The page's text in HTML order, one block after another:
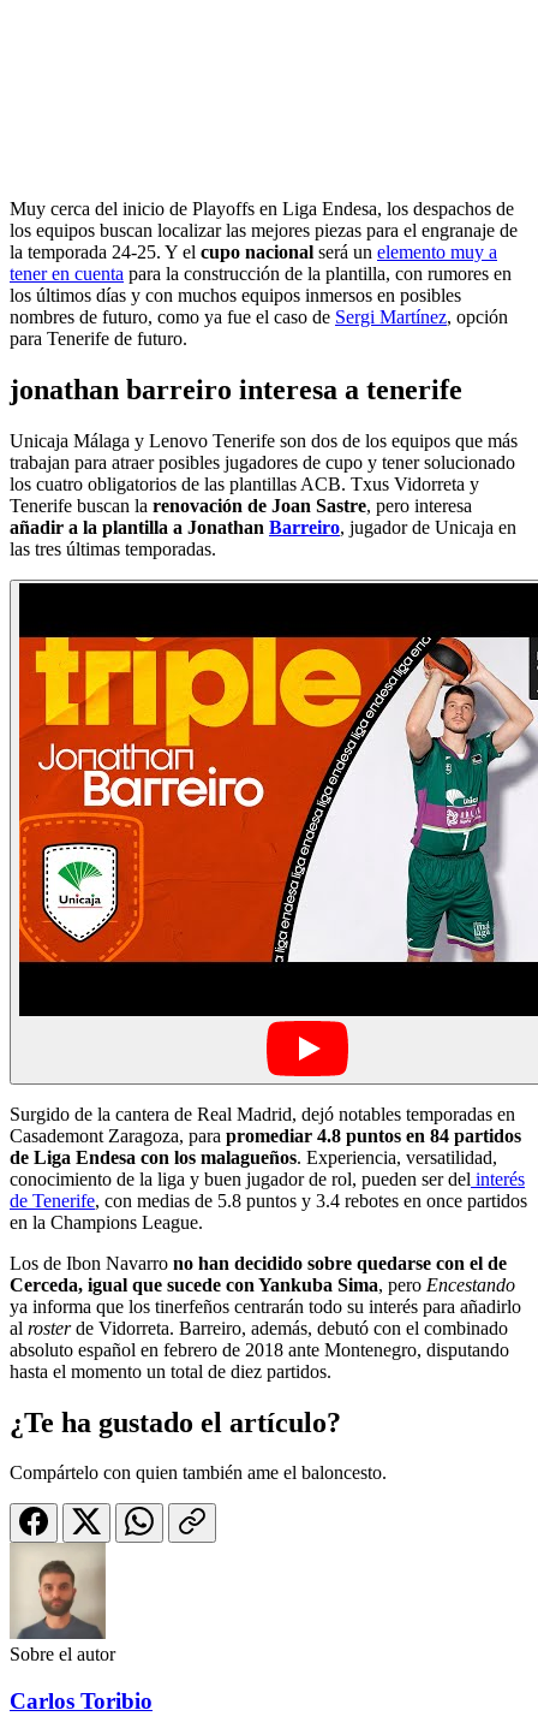
Muy cerca del inicio de Playoffs en Liga Endesa, los despachos de
los equipos buscan localizar las mejores piezas para el engranaje de
la temporada 24-25. Y el cupo nacional será un elemento muy a
tener en cuenta para la construcción de la plantilla, con rumores en
los últimos días y con muchos equipos inmersos en posibles
nombres de futuro, como ya fue el caso de Sergi Martínez, opción
para Tenerife de futuro.
jonathan barreiro interesa a tenerife
Unicaja Málaga y Lenovo Tenerife son dos de los equipos que más
trabajan para atraer posibles jugadores de cupo y tener solucionado
los cuatro obligatorios de las plantillas ACB. Txus Vidorreta y
Tenerife buscan la renovación de Joan Sastre, pero interesa
añadir a la plantilla a Jonathan Barreiro, jugador de Unicaja en
las tres últimas temporadas.
Surgido de la cantera de Real Madrid, dejó notables temporadas en
Casademont Zaragoza, para promediar 4.8 puntos en 84 partidos
de Liga Endesa con los malagueños. Experiencia, versatilidad,
conocimiento de la liga y buen jugador de rol, pueden ser del interés
de Tenerife, con medias de 5.8 puntos y 3.4 rebotes en once partidos
en la Champions League.
Los de Ibon Navarro no han decidido sobre quedarse con el de
Cerceda, igual que sucede con Yankuba Sima, pero Encestando
ya informa que los tinerfeños centrarán todo su interés para añadirlo
al rosterde Vidorreta. Barreiro, además, debutó con el combinado
absoluto español en febrero de 2018 ante Montenegro, disputando
hasta el momento un total de diez partidos.
¿Te ha gustado el artículo?
Compártelo con quien también ame el baloncesto.
Sobre el autor
Carlos Toribio